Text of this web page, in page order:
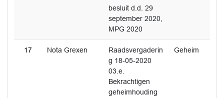
besluit d.d. 29
september 2020,
MPG 2020
17 Nota Grexen
Raadsvergaderin
g 18-05-2020
03.e.
Bekrachtigen
geheimhouding
Geheim